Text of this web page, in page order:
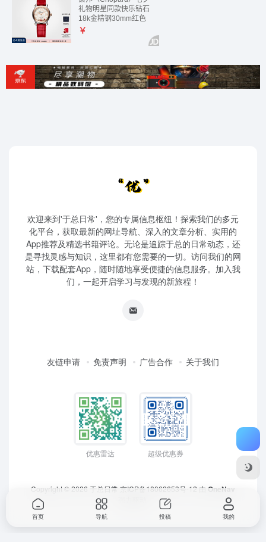
欢迎来到'于总日常'，您的专属信息枢纽！探索我们的多元
化平台，获取最新的网址导航、深入的文章分析、实用的
App推荐及精选书籍评论。无论是追踪于总的日常动态，还
是寻找灵感与知识，这里都有您需要的一切。访问我们的网
站，下载配套App，随时随地享受便捷的信息服务。加入我
们，一起开启学习与发现的新旅程！
友链申请 免责声明 广告合作 关于我们
优惠雷达 超级优惠券
Copyright © 2026 于总日常 京ICP备18062653号-12 由 OneNav
首页 导航 投稿 我的